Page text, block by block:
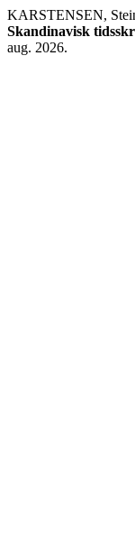
KARSTENSEN,
Skandinavisk
aug. 2026.